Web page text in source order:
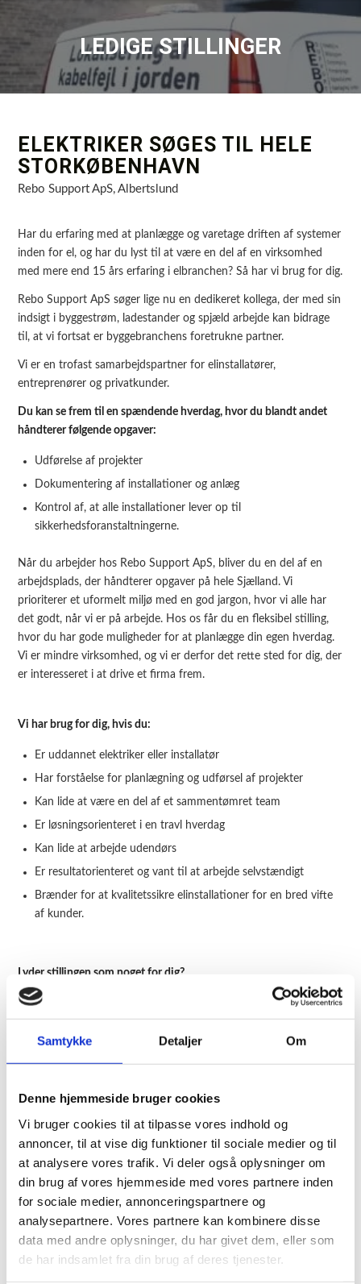
Samtykke Detaljer Om
Denne hjemmeside bruger cookies
Vi bruger cookies til at tilpasse vores indhold og
annoncer, til at vise dig funktioner til sociale medier og til
at analysere vores trafik. Vi deler også oplysninger om
din brug af vores hjemmeside med vores partnere inden
for sociale medier, annonceringspartnere og
analysepartnere. Vores partnere kan kombinere disse
data med andre oplysninger, du har givet dem, eller som
de har indsamlet fra din brug af deres tjenester.
LEDIGE STILLINGER
ELEKTRIKER SØGES TIL HELE
STORKØBENHAVN
Rebo Support ApS, Albertslund
Har du erfaring med at planlægge og varetage driften af systemer
inden for el, og har du lyst til at være en del af en virksomhed
med mere end 15 års erfaring i elbranchen? Så har vi brug for dig.
Rebo Support ApS søger lige nu en dedikeret kollega, der med sin
indsigt i byggestrøm, ladestander og spjæld arbejde kan bidrage
til, at vi fortsat er byggebranchens foretrukne partner.
Vi er en trofast samarbejdspartner for elinstallatører,
entreprenører og privatkunder.
Du kan se frem til en spændende hverdag, hvor du blandt andet
håndterer følgende opgaver:
Udførelse af projekter
Dokumentering af installationer og anlæg
Kontrol af, at alle installationer lever op til
sikkerhedsforanstaltningerne.
Når du arbejder hos Rebo Support ApS, bliver du en del af en
arbejdsplads, der håndterer opgaver på hele Sjælland. Vi
prioriterer et uformelt miljø med en god jargon, hvor vi alle har
det godt, når vi er på arbejde. Hos os får du en fleksibel stilling,
hvor du har gode muligheder for at planlægge din egen hverdag.
Vi er mindre virksomhed, og vi er derfor det rette sted for dig, der
er interesseret i at drive et firma frem.
Vi har brug for dig, hvis du:
Er uddannet elektriker eller installatør
Har forståelse for planlægning og udførsel af projekter
Kan lide at være en del af et sammentømret team
Er løsningsorienteret i en travl hverdag
Kan lide at arbejde udendørs
Er resultatorienteret og vant til at arbejde selvstændigt
Brænder for at kvalitetssikre elinstallationer for en bred vifte
af kunder.
Lyder stillingen som noget for dig?
Hvis du drømmer om at blive elektriker hos Rebo Support ApS,
skal du sende dit CV og ansøgning til os snarest muligt. Har du
spørgsmål til stillingen, er du velkommen til at kontakte
mail.
Vi glæder os til at høre fra dig.
Vi er en installationsvirksomhed, der vil ud over stepperne – vil du
med?